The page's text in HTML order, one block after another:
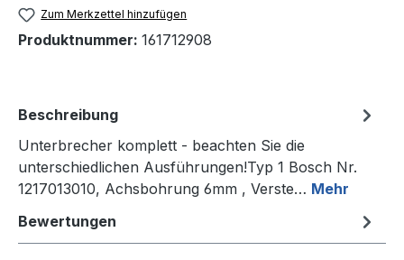
Zum Merkzettel hinzufügen
Produktnummer: 161712908
Beschreibung
Unterbrecher komplett - beachten Sie die
unterschiedlichen Ausführungen!Typ 1 Bosch Nr.
1217013010, Achsbohrung 6mm , Verste… Mehr
Bewertungen